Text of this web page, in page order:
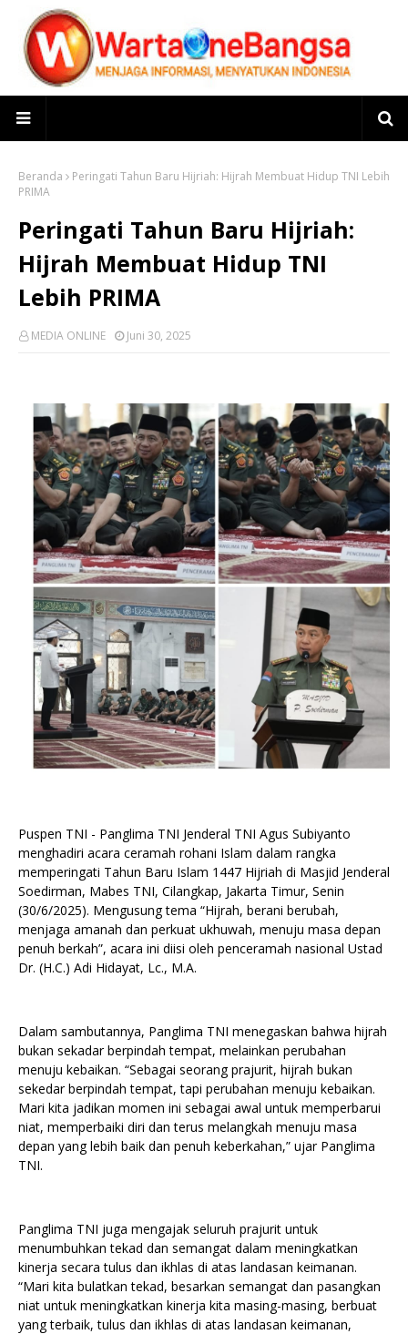
Beranda
Peringati Tahun Baru Hijriah: Hijrah Membuat Hidup TNI Lebih
PRIMA
Peringati Tahun Baru Hijriah:
Hijrah Membuat Hidup TNI
Lebih PRIMA
MEDIA ONLINE Juni 30, 2025
Puspen TNI - Panglima TNI Jenderal TNI Agus Subiyanto
menghadiri acara ceramah rohani Islam dalam rangka
memperingati Tahun Baru Islam 1447 Hijriah di Masjid Jenderal
Soedirman, Mabes TNI, Cilangkap, Jakarta Timur, Senin
(30/6/2025). Mengusung tema “Hijrah, berani berubah,
menjaga amanah dan perkuat ukhuwah, menuju masa depan
penuh berkah”, acara ini diisi oleh penceramah nasional Ustad
Dr. (H.C.) Adi Hidayat, Lc., M.A.
Dalam sambutannya, Panglima TNI menegaskan bahwa hijrah
bukan sekadar berpindah tempat, melainkan perubahan
menuju kebaikan. “Sebagai seorang prajurit, hijrah bukan
sekedar berpindah tempat, tapi perubahan menuju kebaikan.
Mari kita jadikan momen ini sebagai awal untuk memperbarui
niat, memperbaiki diri dan terus melangkah menuju masa
depan yang lebih baik dan penuh keberkahan,” ujar Panglima
TNI.
Panglima TNI juga mengajak seluruh prajurit untuk
menumbuhkan tekad dan semangat dalam meningkatkan
kinerja secara tulus dan ikhlas di atas landasan keimanan.
“Mari kita bulatkan tekad, besarkan semangat dan pasangkan
niat untuk meningkatkan kinerja kita masing-masing, berbuat
yang terbaik, tulus dan ikhlas di atas landasan keimanan,